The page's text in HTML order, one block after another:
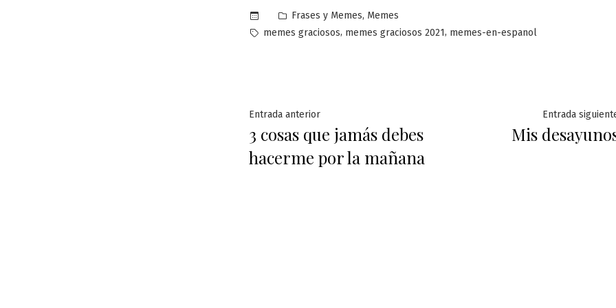
Publicado
en
Frases y Memes, Memes
Etiquetas:
memes graciosos, memes graciosos 2021, memes-en-espanol
Navegación
de
entradas
Entrada anteriorEntrada
anterior:
3 cosas que jamás debes
hacerme por la mañana
Entrada
Mis